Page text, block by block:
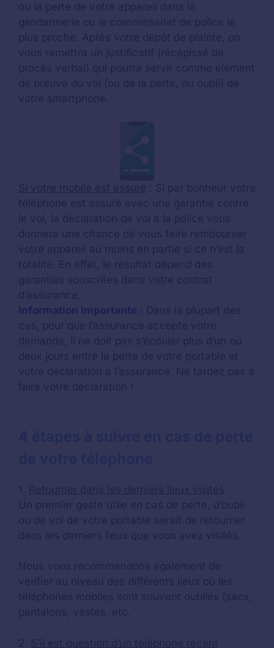
ou la perte de votre appareil dans la
gendarmerie ou le commissariat de police le
plus proche. Après votre dépôt de plainte, on
vous remettra un justificatif (récépissé de
procès verbal) qui pourra servir comme élément
de preuve du vol (ou de la perte, ou oubli) de
votre smartphone.
Si votre mobile est assuré : Si par bonheur votre
téléphone est assuré avec une garantie contre
le vol, la déclaration de vol à la police vous
donnera une chance de vous faire rembourser
votre appareil au moins en partie si ce n’est la
totalité. En effet, le résultat dépend des
garanties souscrites dans votre contrat
d’assurance.
Information importante : Dans la plupart des
cas, pour que l’assurance accepte votre
demande, il ne doit pas s’écouler plus d’un ou
deux jours entre la perte de votre portable et
votre déclaration à l’assurance. Ne tardez pas à
faire votre déclaration !
1. Retourner dans les derniers lieux visités
Un premier geste utile en cas de perte, d’oubli
ou de vol de votre portable serait de retourner
dans les derniers lieux que vous avez visités.
Nous vous recommandons également de
vérifier au niveau des différents lieux où les
téléphones mobiles sont souvent oubliés (sacs,
pantalons, vestes, etc.
2. S’il est question d’un téléphone récent